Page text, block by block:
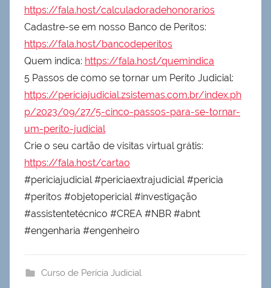
https://fala.host/calculadoradehonorarios
Cadastre-se em nosso Banco de Peritos:
https://fala.host/bancodeperitos
Quem indica: https://fala.host/quemindica
5 Passos de como se tornar um Perito Judicial:
https://periciajudicial.zsistemas.com.br/index.ph
p/2023/09/27/5-cinco-passos-para-se-tornar-
um-perito-judicial
Crie o seu cartão de visitas virtual grátis:
https://fala.host/cartao
#periciajudicial #periciaextrajudicial #pericia
#peritos #objetopericial #investigação
#assistentetécnico #CREA #NBR #abnt
#engenharia #engenheiro
Curso de Perícia Judicial